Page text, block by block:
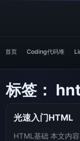
首页 Coding代码堆
标签：
光速入门HTML
HTML基础 本文内